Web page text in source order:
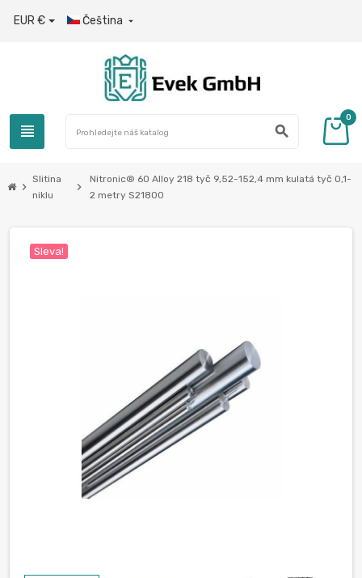
EUR € Čeština 
view_headline search
0
chevron_right
Slitina
niklu
chevron_right
Nitronic® 60 Alloy 218 tyč 9,52-152,4 mm kulatá tyč 0,1-
2 metry S21800
Sleva!